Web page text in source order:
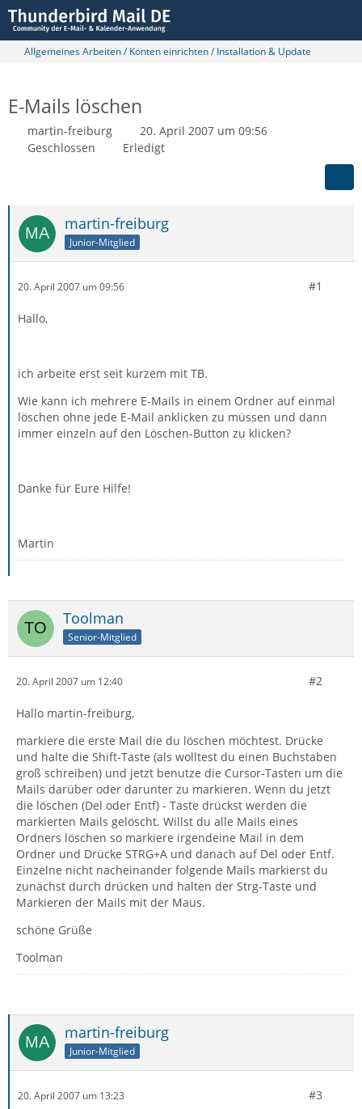
Allgemeines Arbeiten / Konten einrichten / Installation & Update
E-Mails löschen
martin-freiburg
20. April 2007 um 09:56
Geschlossen
Erledigt
martin-freiburg
Junior-Mitglied
20. April 2007 um 09:56 #1
Hallo,
ich arbeite erst seit kurzem mit TB.
Wie kann ich mehrere E-Mails in einem Ordner auf einmal
löschen ohne jede E-Mail anklicken zu müssen und dann
immer einzeln auf den Löschen-Button zu klicken?
Danke für Eure Hilfe!
Martin
Toolman
Senior-Mitglied
20. April 2007 um 12:40 #2
Hallo martin-freiburg,
markiere die erste Mail die du löschen möchtest. Drücke
und halte die Shift-Taste (als wolltest du einen Buchstaben
groß schreiben) und jetzt benutze die Cursor-Tasten um die
Mails darüber oder darunter zu markieren. Wenn du jetzt
die löschen (Del oder Entf) - Taste drückst werden die
markierten Mails gelöscht. Willst du alle Mails eines
Ordners löschen so markiere irgendeine Mail in dem
Ordner und Drücke STRG+A und danach auf Del oder Entf.
Einzelne nicht nacheinander folgende Mails markierst du
zunächst durch drücken und halten der Strg-Taste und
Markieren der Mails mit der Maus.
schöne Grüße
Toolman
martin-freiburg
Junior-Mitglied
20. April 2007 um 13:23 #3